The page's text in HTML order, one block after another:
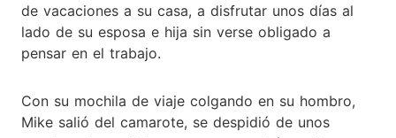
de vacaciones a su casa, a disfrutar unos días al
lado de su esposa e hija sin verse obligado a
pensar en el trabajo.
Con su mochila de viaje colgando en su hombro,
Mike salió del camarote, se despidió de unos